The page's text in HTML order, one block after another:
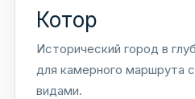
Котор
Исторический город в
для камерного маршрута
видами.